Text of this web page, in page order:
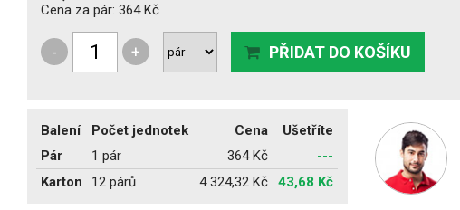
Cena za pár:364 Kč
- + PŘIDAT DO KOŠÍKU
Balení Počet jednotek Cena
Ušetříte
Pár
1 pár 364 Kč
---
Karton
12 párů 4 324,32 Kč 43,68 Kč